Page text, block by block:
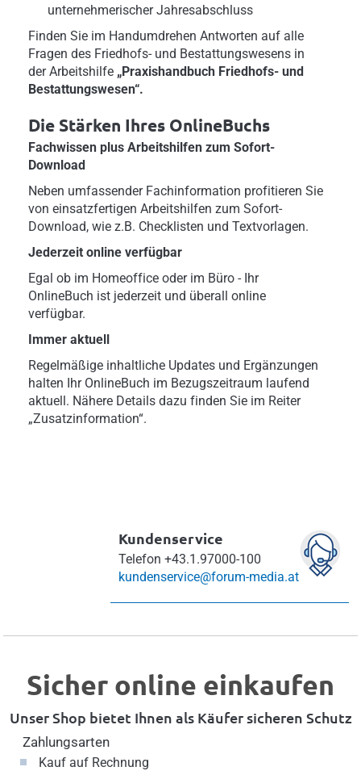
unternehmerischer Jahresabschluss
Finden Sie im Handumdrehen Antworten auf alle
Fragen des Friedhofs- und Bestattungswesens in
der Arbeitshilfe „Praxishandbuch Friedhofs- und
Bestattungswesen“.
Die Stärken Ihres OnlineBuchs
Fachwissen plus Arbeitshilfen zum Sofort-
Download
Neben umfassender Fachinformation profitieren Sie
von einsatzfertigen Arbeitshilfen zum Sofort-
Download, wie z.B. Checklisten und Textvorlagen.
Jederzeit online verfügbar
Egal ob im Homeoffice oder im Büro - Ihr
OnlineBuch ist jederzeit und überall online
verfügbar.
Immer aktuell
Regelmäßige inhaltliche Updates und Ergänzungen
halten Ihr OnlineBuch im Bezugszeitraum laufend
aktuell. Nähere Details dazu finden Sie im Reiter
„Zusatzinformation“.
Kundenservice
Telefon +43.1.97000-100
kundenservice@forum-media.at
Sicher online einkaufen
Unser Shop bietet Ihnen als Käufer sicheren Schutz
Zahlungsarten
Kauf auf Rechnung